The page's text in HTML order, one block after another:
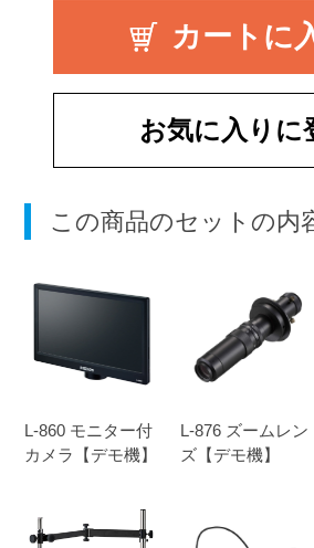
お気に入りに
この商品のセットの内
L-860 モニター付
カメラ【デモ機】
L-876 ズームレン
ズ【デモ機】